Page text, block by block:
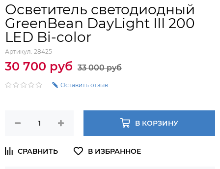
Осветитель светодиодный
GreenBean DayLight III 200
LED Bi-color
Артикул: 28425
30 700 руб 33 000 руб
Оставить отзыв
В КОРЗИНУ